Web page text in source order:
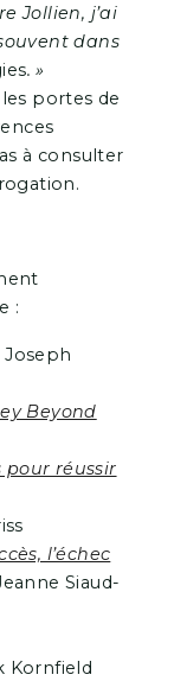
Jollien, j’ai
dans
. »
portes de
à consulter
:
Joseph
Beyond
pour réussir
l’échec
Siaud-
Kornfield